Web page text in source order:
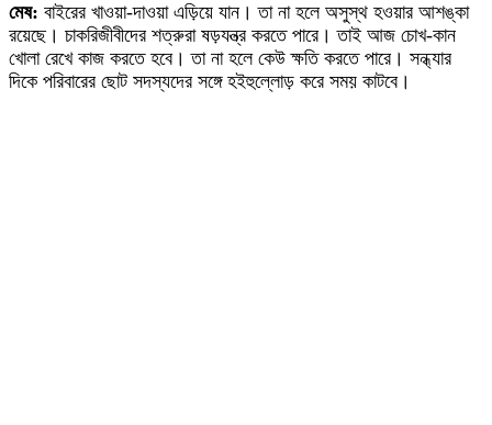
মেষ: বাইরের খাওয়া-দাওয়া এড়িয়ে যান। তা না হলে অসুস্থ হওয়ার আশঙ্কা
রয়েছে। চাকরিজীবীদের শত্রুরা ষড়যন্ত্র করতে পারে। তাই আজ চোখ-কান
খোলা রেখে কাজ করতে হবে। তা না হলে কেউ ক্ষতি করতে পারে। সন্ধ্যার
দিকে পরিবারের ছোট সদস্যদের সঙ্গে হইহুল্লোড় করে সময় কাটবে।